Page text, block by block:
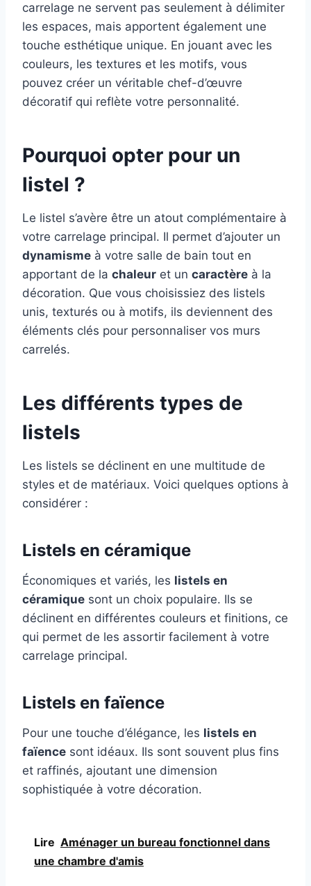
carrelage ne servent pas seulement à délimiter
les espaces, mais apportent également une
touche esthétique unique. En jouant avec les
couleurs, les textures et les motifs, vous
pouvez créer un véritable chef-d’œuvre
décoratif qui reflète votre personnalité.
Pourquoi opter pour un
listel ?
Le listel s’avère être un atout complémentaire à
votre carrelage principal. Il permet d’ajouter un
dynamisme à votre salle de bain tout en
apportant de la chaleur et un caractère à la
décoration. Que vous choisissiez des listels
unis, texturés ou à motifs, ils deviennent des
éléments clés pour personnaliser vos murs
carrelés.
Les différents types de
listels
Les listels se déclinent en une multitude de
styles et de matériaux. Voici quelques options à
considérer :
Listels en céramique
Économiques et variés, les listels en
céramique sont un choix populaire. Ils se
déclinent en différentes couleurs et finitions, ce
qui permet de les assortir facilement à votre
carrelage principal.
Listels en faïence
Pour une touche d’élégance, les listels en
faïence sont idéaux. Ils sont souvent plus fins
et raffinés, ajoutant une dimension
sophistiquée à votre décoration.
Lire Aménager un bureau fonctionnel dans
une chambre d'amis